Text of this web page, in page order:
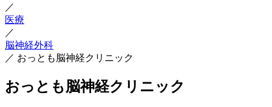
／
医療
／
脳神経外科
／ おっとも脳神経クリニック
おっとも脳神経クリニック